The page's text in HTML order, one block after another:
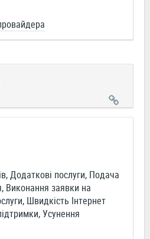
Додаткові послуги, Подача
Виконання заявки на
Швидкість Інтернет
Усунення